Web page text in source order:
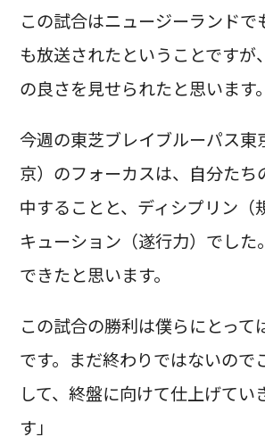
この試合はニュージーランドで
も放送されたということですが
の良さを見せられたと思います。
今週の東芝ブレイブルーパス東
京）のフォーカスは、自分たち
中することと、ディシプリン（
キューション（遂行力）でした
できたと思います。
この試合の勝利は僕らにとって
です。まだ終わりではないので
して、終盤に向けて仕上げてい
す」